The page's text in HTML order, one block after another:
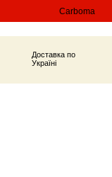
Доставка по
Україні